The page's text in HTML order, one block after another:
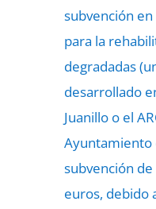
subvención
para la
degradadas
desarrollado
Juanillo o el
Ayuntamiento
subvención
euros, debido